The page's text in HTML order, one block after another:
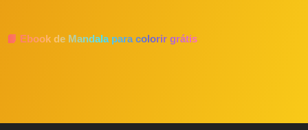
📘 Ebook de Mandala para colorir grátis